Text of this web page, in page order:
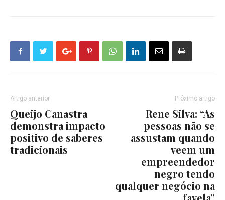
Artigo anterior
Queijo Canastra
demonstra impacto
positivo de saberes
tradicionais
Próximo artigo
Rene Silva: “As
pessoas não se
assustam quando
veem um
empreendedor
negro tendo
qualquer negócio na